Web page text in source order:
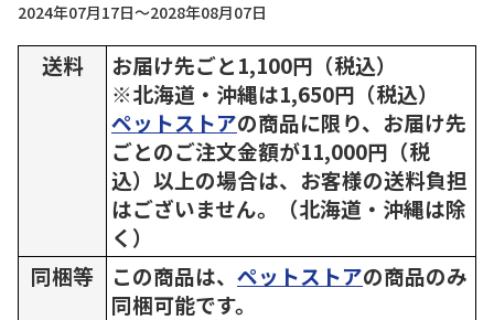
2024年07月17日～2028年08月07日
送料
お届け先ごと1,100円（税込）
※北海道・沖縄は1,650円（税込）
ペットストアの商品に限り、お届け先
ごとのご注文金額が11,000円（税
込）以上の場合は、お客様の送料負担
はございません。（北海道・沖縄は除
く）
同梱等
この商品は、 ペットストアの商品のみ
同梱可能です。